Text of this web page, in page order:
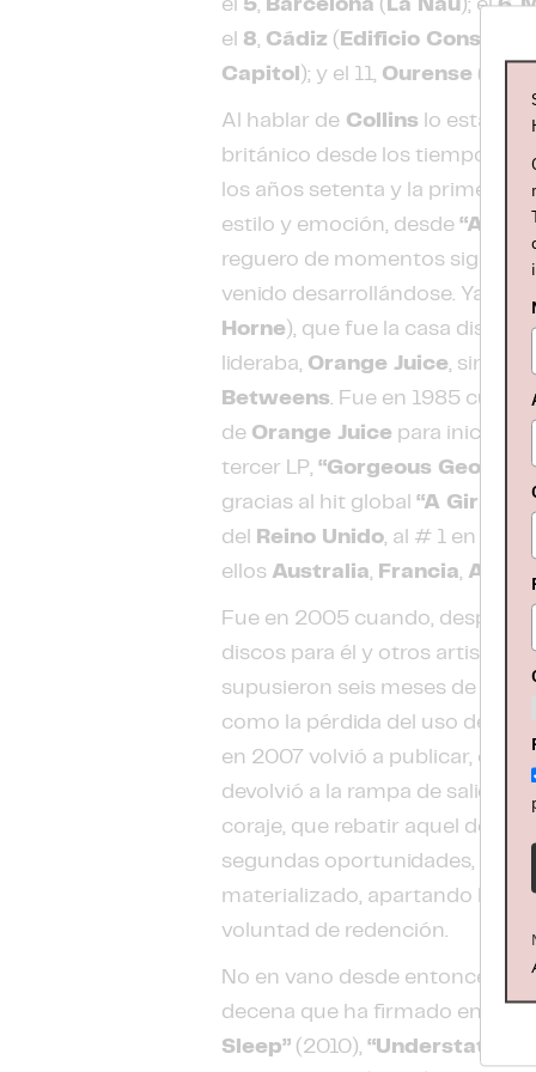
el 5, Barcelona ( La Nau); el6,
el 8, Cádiz ( Edificio
Capitol ); y el 11, Ourense (
Al hablar de Collins lo
británico desde los tiempos en
los años setenta y la primera
estilo y emoción, desde“A Girl
reguero de momentos
venido desarrollándose. Ya en
Horne), que fue la casa
lideraba, Orange Juice, sino
Betweens. Fue en 1985
de Orange Juice para iniciar el
tercer LP,“Gorgeous George”
gracias al hit global“A Girl Like
del
Reino Unido, al # 1 en
ellos Australia, Francia,
Fue en 2005 cuando, después
discos para él y otros artistas,
supusieron seis meses de
como la pérdida del uso de su
en 2007 volvió a publicar, cual
devolvió a la rampa de salida.
coraje, que rebatir aquel destino
segundas oportunidades,
materializado, apartando la
voluntad de redención.
No en vano desde entonces
decena que ha firmado en
Sleep” (2010),“Understated”